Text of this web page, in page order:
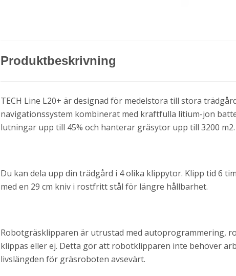
Produktbeskrivning
TECH Line L20+ är designad för medelstora till stora
navigationssystem kombinerat med kraftfulla litium-jon
lutningar upp till 45% och hanterar gräsytor upp till 3200 m2.
Du kan dela upp din trädgård i 4 olika klippytor. Klipp tid 6
med en 29 cm kniv i rostfritt stål för längre hållbarhet.
Robotgräsklipparen är utrustad med autoprogrammering,
klippas eller ej. Detta gör att robotklipparen inte behöver
livslängden för gräsroboten avsevärt.